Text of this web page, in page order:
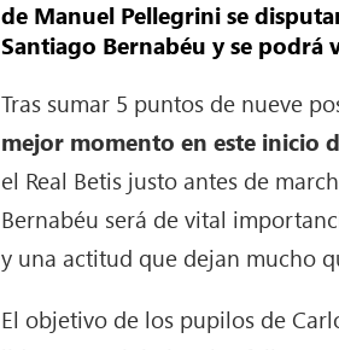
de Manuel Pellegrini se
Santiago Bernabéu y se podrá
Tras sumar 5 puntos de nueve
mejor momento en este inicio
el Real Betis justo antes de
Bernabéu será de vital
y una actitud que dejan mucho
El objetivo de los pupilos de